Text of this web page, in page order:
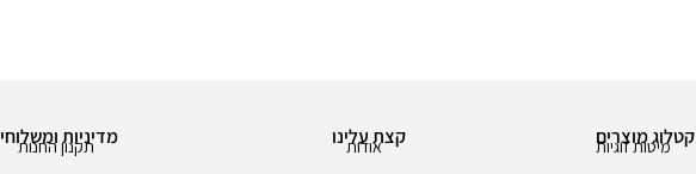
קטלוג מוצרים
מיטות זוגיות קצת עלינו
אודות מדיניות
תקנון החנות